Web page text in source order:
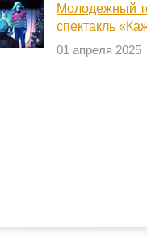
Молодежный
спектакль
01 апреля 2025